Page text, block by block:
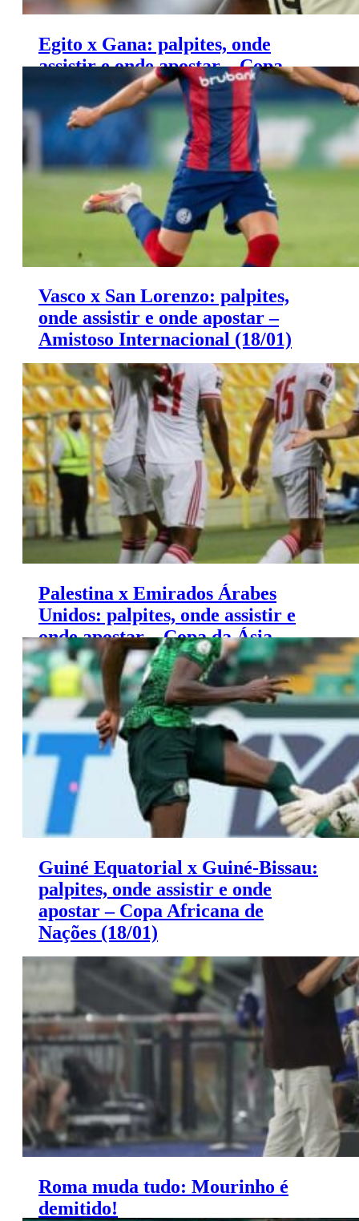
Egito x Gana: palpites, onde
assistir e onde apostar – Copa
Africana de Nações (18/01)
Vasco x San Lorenzo: palpites,
onde assistir e onde apostar –
Amistoso Internacional (18/01)
Saiba onde apostar e onde assistir ao jogo de hoje entre
Vasco x San Lorenzo.
Palestina x Emirados Árabes
Unidos: palpites, onde assistir e
onde apostar – Copa da Ásia
(18/01)
Guiné Equatorial x Guiné-Bissau:
palpites, onde assistir e onde
apostar – Copa Africana de
Nações (18/01)
Saiba onde apostar e onde assistir ao jogo de hoje entre
Guiné Equatorial x Guiné-Bissau.
Roma muda tudo: Mourinho é
demitido!